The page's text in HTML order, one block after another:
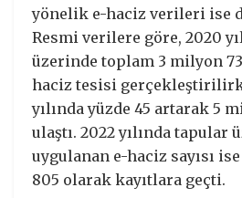
yönelik e-haciz verileri ise
Resmi verilere göre, 2020
üzerinde toplam 3 milyon
haciz tesisi
yılında yüzde 45 artarak 5
ulaştı. 2022 yılında tapular
uygulanan e-haciz sayısı
805 olarak kayıtlara geçti.